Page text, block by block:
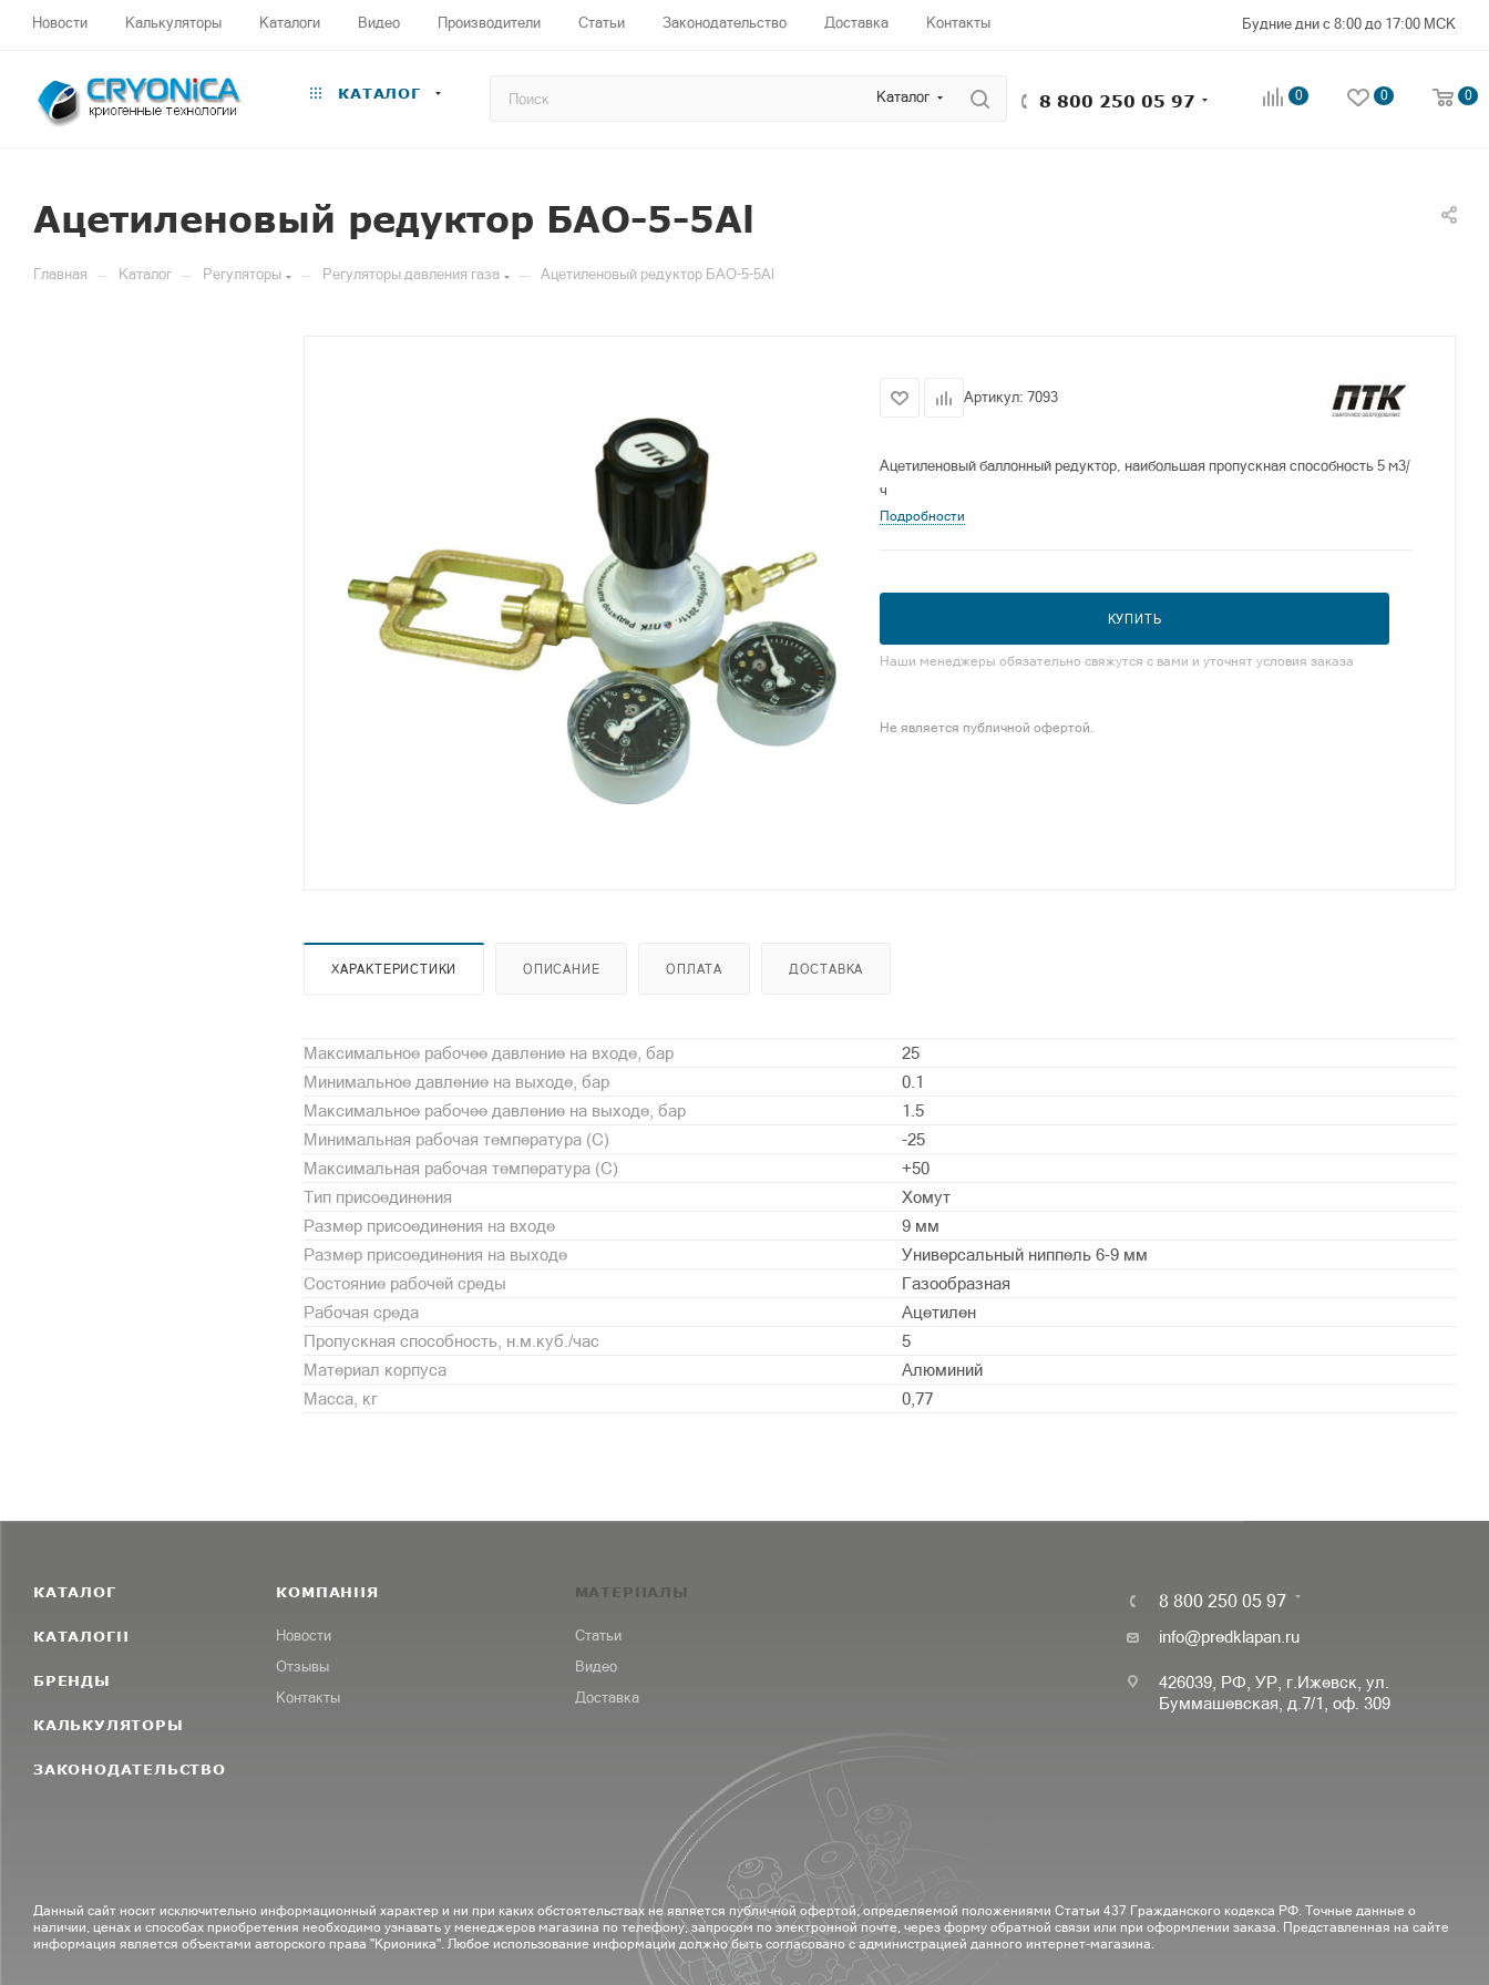
Новости Калькуляторы Каталоги Видео Производители Статьи Законодательство Доставка Контакты Будние дни с 8:00 до 17:00 МСК
КАТАЛОГ Каталог 8 800 250 05 97 0 0 0
Ацетиленовый редуктор БАО-5-5Al
Главная — Каталог — Регуляторы — Регуляторы давления газа — Ацетиленовый редуктор БАО-5-5Al
Артикул: 7093
Ацетиленовый баллонный редуктор, наибольшая пропускная способность 5 м3/
ч
Подробности
КУПИТЬ
Наши менеджеры обязательно свяжутся с вами и уточнят условия заказа
Не является публичной офертой.
ХАРАКТЕРИСТИКИ ОПИСАНИЕ ОПЛАТА ДОСТАВКА
Максимальное рабочее давление на входе, бар
25
Минимальное давление на выходе, бар
0.1
Максимальное рабочее давление на выходе, бар
1.5
Минимальная рабочая температура (С)
-25
Максимальная рабочая температура (С)
+50
Тип присоединения
Хомут
Размер присоединения на входе
9 мм
Размер присоединения на выходе
Универсальный ниппель 6-9 мм
Состояние рабочей среды
Газообразная
Рабочая среда
Ацетилен
Пропускная способность, н.м.куб./час
5
Материал корпуса
Алюминий
Масса, кг
0,77
КАТАЛОГ
КАТАЛОГИ
БРЕНДЫ
КАЛЬКУЛЯТОРЫ
ЗАКОНОДАТЕЛЬСТВО
КОМПАНИЯ
Новости
Отзывы
Контакты
МАТЕРИАЛЫ
Статьи
Видео
Доставка
8 800 250 05 97
info@predklapan.ru
426039, РФ, УР, г.Ижевск, ул.
Буммашевская, д.7/1, оф. 309
Данный сайт носит исключительно информационный характер и ни при каких обстоятельствах не является публичной офертой, определяемой положениями Статьи 437 Гражданского кодекса РФ. Точные данные о
наличии, ценах и способах приобретения необходимо узнавать у менеджеров магазина по телефону, запросом по электронной почте, через форму обратной связи или при оформлении заказа. Представленная на сайте
информация является объектами авторского права "Крионика". Любое использование информации должно быть согласовано с администрацией данного интернет-магазина.